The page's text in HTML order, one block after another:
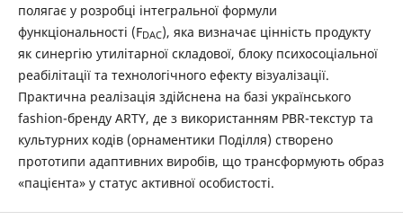
полягає у розробці інтегральної формули
функціональності (FDAC), яка визначає цінність продукту
як синергію утилітарної складової, блоку психосоціальної
реабілітації та технологічного ефекту візуалізації.
Практична реалізація здійснена на базі українського
fashion-бренду ARTY, де з використанням PBR-текстур та
культурних кодів (орнаментики Поділля) створено
прототипи адаптивних виробів, що трансформують образ
«пацієнта» у статус активної особистості.